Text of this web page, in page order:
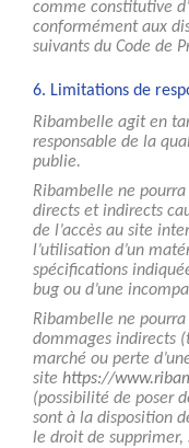
comme constitutive
conformément aux
suivants du Code de
6. Limitations de
Ribambelle agit en
responsable de la
publie.
Ribambelle ne
directs et indirects
de l’accès au site
l’utilisation d’un
spécifications
bug ou d’une
Ribambelle ne
dommages indirects
marché ou perte
site https://
(possibilité de poser
sont à la disposition
le droit de supprimer,